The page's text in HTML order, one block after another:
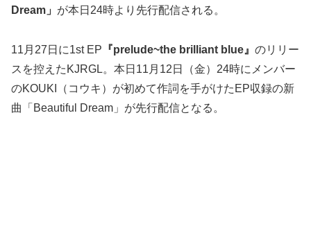
Dream」 が本日24時より先行配信される。
11月27日に1st EP 『prelude~the brilliant blue』 のリリー
スを控えたKJRGL。本日11月12日（金）24時にメンバー
のKOUKI（コウキ）が初めて作詞を手がけたEP収録の新
曲「Beautiful Dream」が先行配信となる。